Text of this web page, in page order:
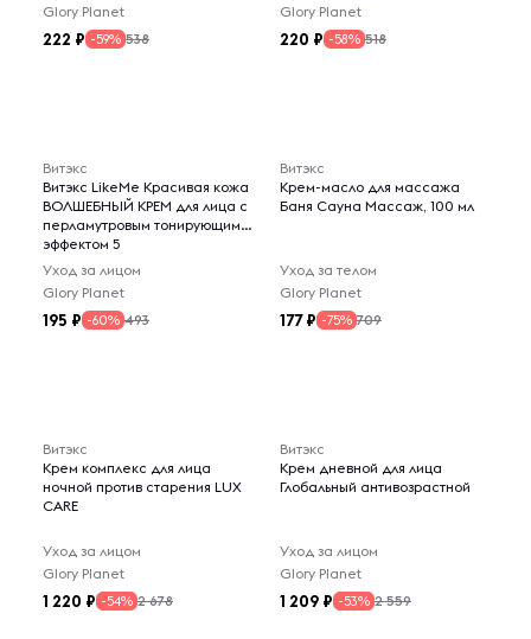
Glory Planet
222 -59% 538
Glory Planet
220 -58% 518
Витэкс
Витэкс LikeMe Красивая кожа
ВОЛШЕБНЫЙ КРЕМ для лица с
перламутровым тонирующим
эффектом 5
Уход за лицом
Glory Planet
195 -60% 493
Витэкс
Крем-масло для массажа
Баня Сауна Массаж, 100 мл
Уход за телом
Glory Planet
177 -75% 709
Витэкс
Крем комплекс для лица
ночной против старения LUX
CARE
Уход за лицом
Glory Planet
1 220 -54% 2 678
Витэкс
Крем дневной для лица
Глобальный антивозрастной
Уход за лицом
Glory Planet
1 209 -53% 2 559